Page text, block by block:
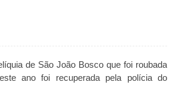
de São João Bosco que foi roubada
ano foi recuperada pela polícia do